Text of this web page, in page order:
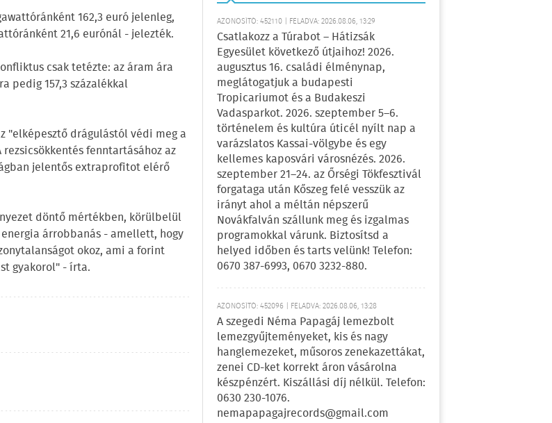
162,3 euró jelenleg,
21,6 eurónál - jelezték.
csak tetézte: az áram ára
pedig 157,3 százalékkal
"elképesztő drágulástól védi meg a
fenntartásához az
jelentős extraprofitot elérő
döntő mértékben, körülbelül
árrobbanás - amellett, hogy
okoz, ami a forint
gyakorol" - írta.
AZONOSÍTÓ: 452110 | FELADVA: 2026.08.06, 13:29
Csatlakozz a Túrabot – Hátizsák
Egyesület következő útjaihoz! 2026.
augusztus 16. családi élménynap,
meglátogatjuk a budapesti
Tropicariumot és a Budakeszi
Vadasparkot. 2026. szeptember 5–6.
történelem és kultúra úticél nyílt nap a
varázslatos Kassai-völgybe és egy
kellemes kaposvári városnézés. 2026.
szeptember 21–24. az Őrségi Tökfesztivál
forgataga után Kőszeg felé vesszük az
irányt ahol a méltán népszerű
Novákfalván szállunk meg és izgalmas
programokkal várunk. Biztosítsd a
helyed időben és tarts velünk! Telefon:
0670 387-6993, 0670 3232-880.
AZONOSÍTÓ: 452096 | FELADVA: 2026.08.06, 13:28
A szegedi Néma Papagáj lemezbolt
lemezgyűjteményeket, kis és nagy
hanglemezeket, műsoros zenekazettákat,
zenei CD-ket korrekt áron vásárolna
készpénzért. Kiszállási díj nélkül. Telefon:
0630 230-1076.
nemapapagajrecords@gmail.com